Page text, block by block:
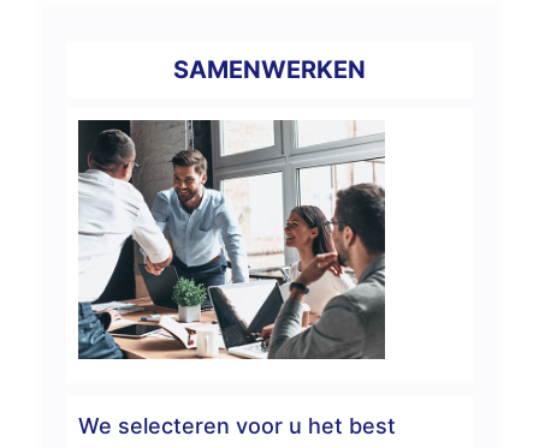
SAMENWERKEN
We selecteren voor u het best